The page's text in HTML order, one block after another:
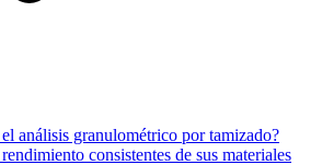
análisis granulométrico por tamizado?
consistentes de sus materiales